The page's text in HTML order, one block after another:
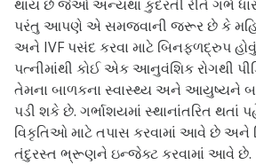
થાય છે જેઓ અન્યથા કુદરતી રીતે ગર્ભ
પરંતુ આપણે એ સમજવાની જરૂર છે કે
અને IVF પસંદ કરવા માટે બિનફળદ્રુપ
પત્નીમાંથી કોઈ એક આનુવંશિક રોગથી
તેમના બાળકના સ્વાસ્થ્ય અને આયુષ્યને
પડી શકે છે. ગર્ભાશયમાં સ્થાનાંતરિત થતાં
વિકૃતિઓ માટે તપાસ કરવામાં આવે છે અને
તંદુરસ્ત ભ્રૂણને ઇન્જેક્ટ કરવામાં આવે છે.